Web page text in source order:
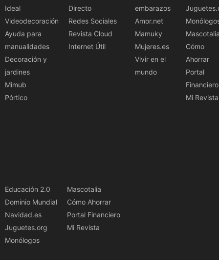
Ideal
Videodecoración
Ayuda para
manualidades
Decoración y
jardines
Mimub
Pórtico
Directo
Redes Sociales
Revista Cloud
Internet Útil
embarazos
Amor.net
Mamuky
Mujeres.es
Vivir en el
mundo
Cómo
Ahorrar
Portal
Financiero
Mi Revista
Educación 2.0
Dominio Mundial
Navidad.es
Juguetes.org
Monólogos
Mascotalia
Cómo Ahorrar
Portal Financiero
Mi Revista